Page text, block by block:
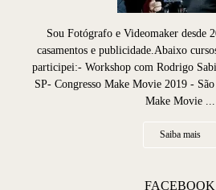
Sou Fotógrafo e Videomaker desde
casamentos e publicidade.Abaixo
participei:- Workshop com Rodrigo
SP- Congresso Make Movie 2019 -
Make Movie ...
Saiba mais
FACEBOOK